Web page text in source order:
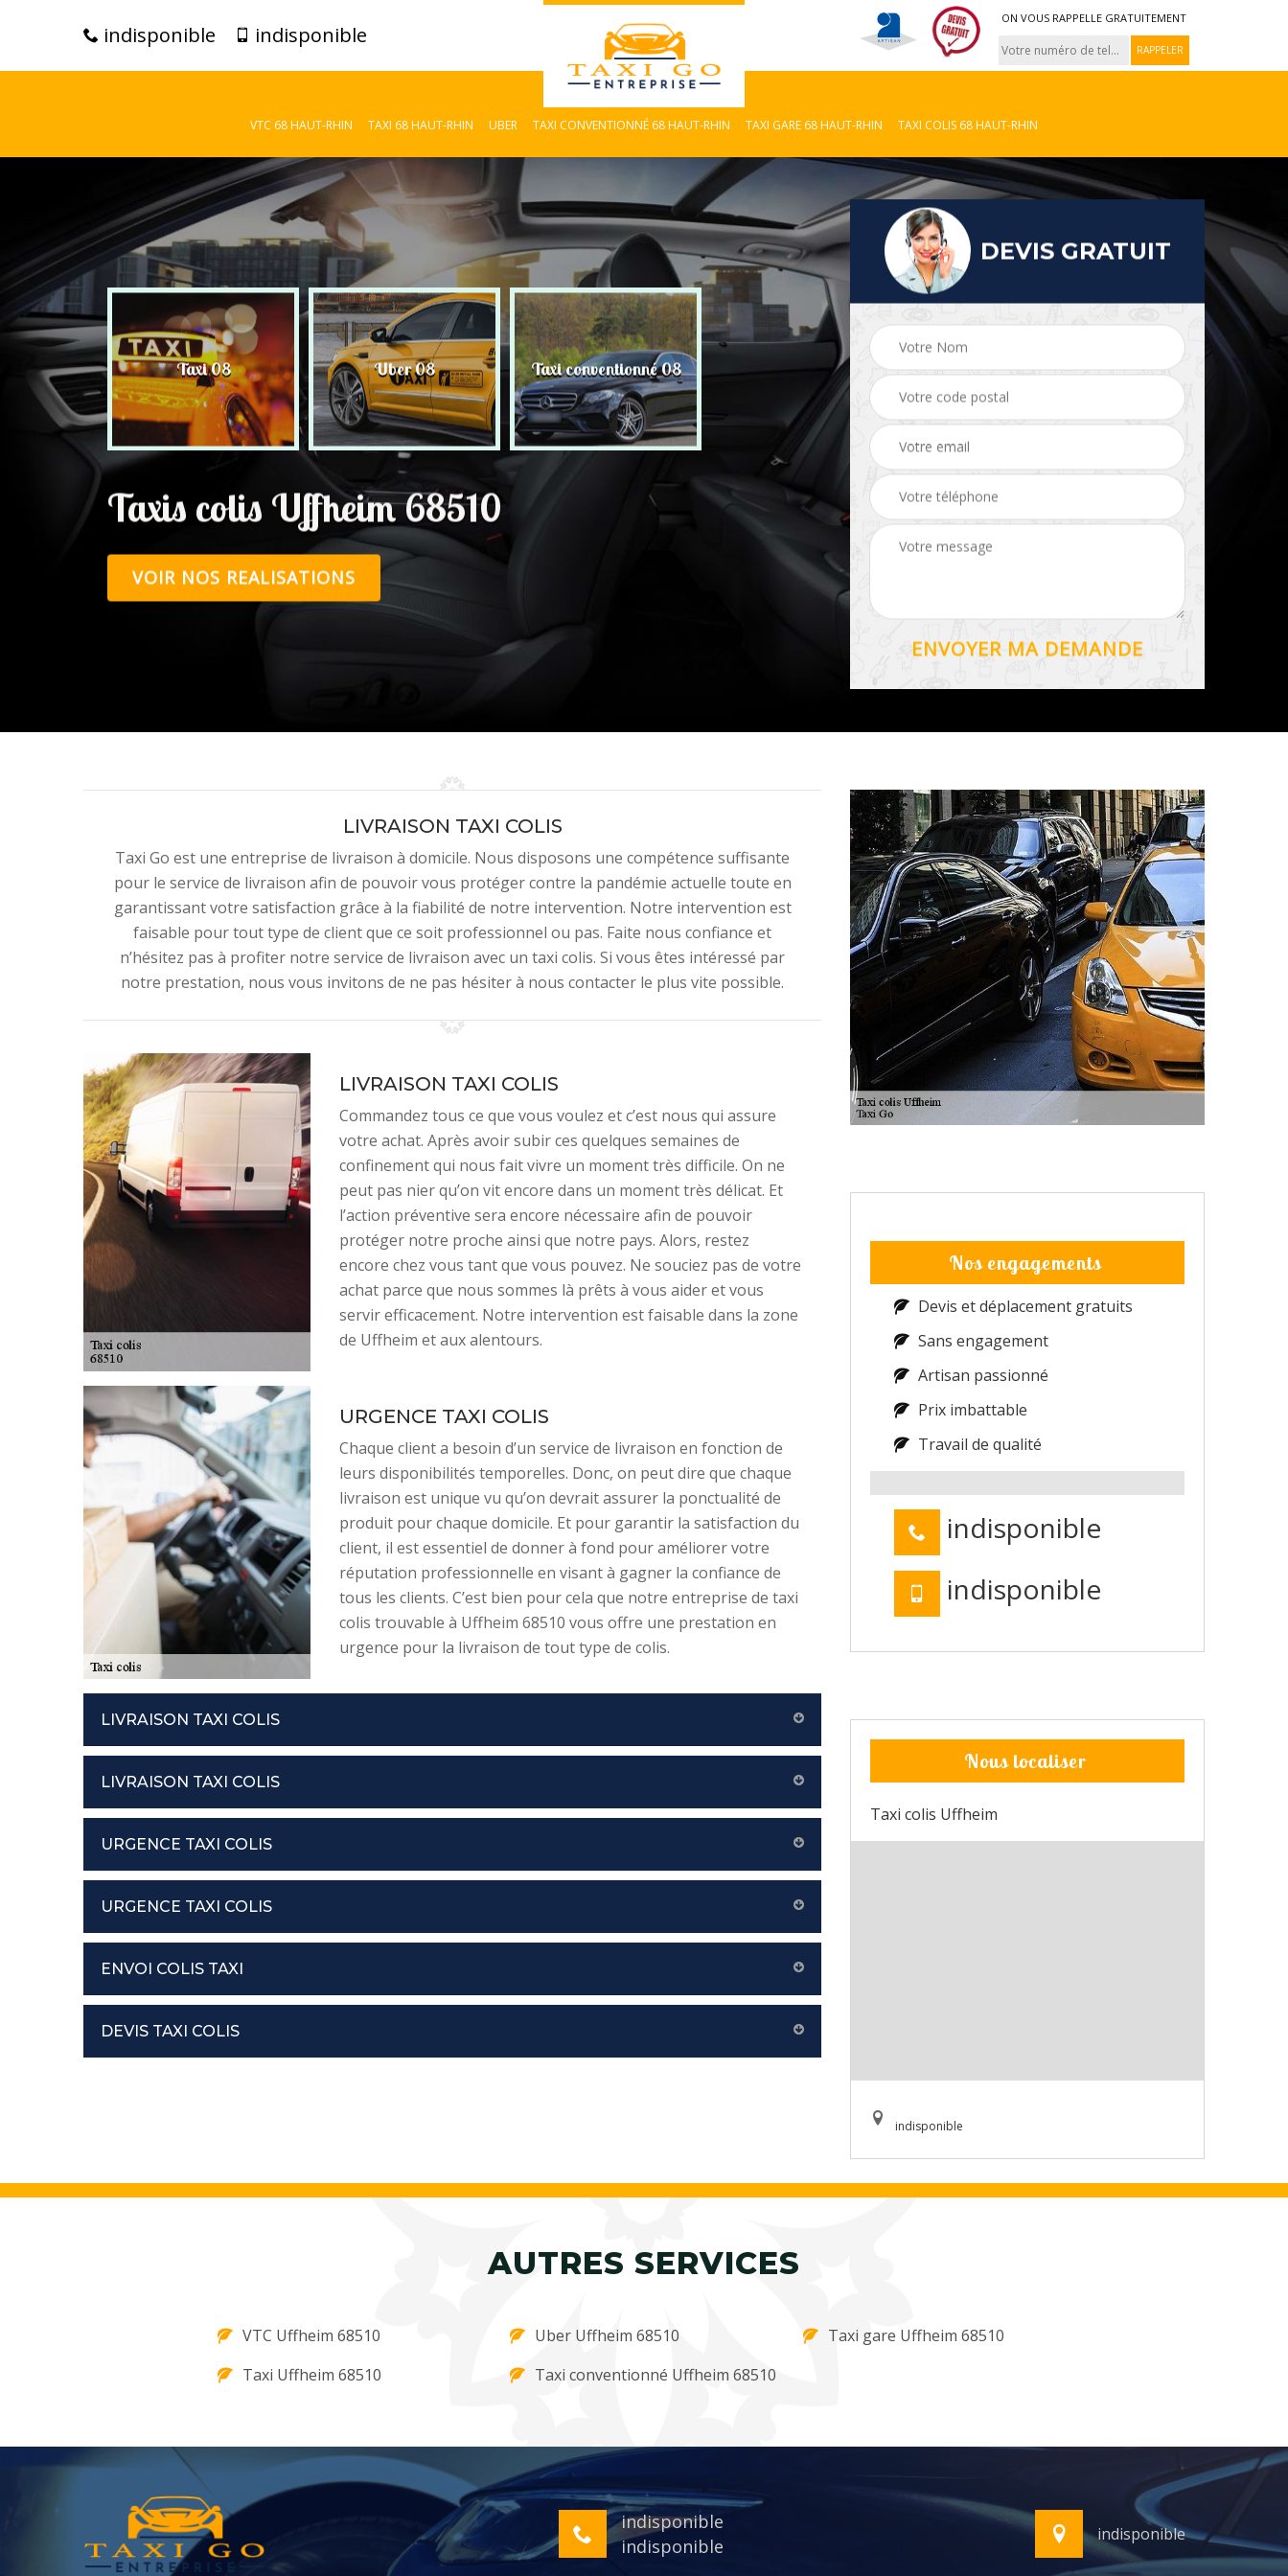
indisponible indisponible
ON VOUS RAPPELLE GRATUITEMENT
VTC 68 HAUT-RHIN TAXI 68 HAUT-RHIN UBER TAXI CONVENTIONNÉ 68 HAUT-RHIN TAXI GARE 68 HAUT-RHIN TAXI COLIS 68 HAUT-RHIN
Taxi 08 Uber 08 Taxi conventionné 08 Taxi Gare 08 Taxi colis 08 VTC 08
Taxis colis Uffheim 68510
VOIR NOS REALISATIONS
DEVIS GRATUIT
LIVRAISON TAXI COLIS
Taxi Go est une entreprise de livraison à domicile. Nous disposons une compétence suffisante
pour le service de livraison afin de pouvoir vous protéger contre la pandémie actuelle toute en
garantissant votre satisfaction grâce à la fiabilité de notre intervention. Notre intervention est
faisable pour tout type de client que ce soit professionnel ou pas. Faite nous confiance et
n’hésitez pas à profiter notre service de livraison avec un taxi colis. Si vous êtes intéressé par
notre prestation, nous vous invitons de ne pas hésiter à nous contacter le plus vite possible.
LIVRAISON TAXI COLIS
Commandez tous ce que vous voulez et c’est nous qui assure
votre achat. Après avoir subir ces quelques semaines de
confinement qui nous fait vivre un moment très difficile. On ne
peut pas nier qu’on vit encore dans un moment très délicat. Et
l’action préventive sera encore nécessaire afin de pouvoir
protéger notre proche ainsi que notre pays. Alors, restez
encore chez vous tant que vous pouvez. Ne souciez pas de votre
achat parce que nous sommes là prêts à vous aider et vous
servir efficacement. Notre intervention est faisable dans la zone
de Uffheim et aux alentours.
URGENCE TAXI COLIS
Chaque client a besoin d’un service de livraison en fonction de
leurs disponibilités temporelles. Donc, on peut dire que chaque
livraison est unique vu qu’on devrait assurer la ponctualité de
produit pour chaque domicile. Et pour garantir la satisfaction du
client, il est essentiel de donner à fond pour améliorer votre
réputation professionnelle en visant à gagner la confiance de
tous les clients. C’est bien pour cela que notre entreprise de taxi
colis trouvable à Uffheim 68510 vous offre une prestation en
urgence pour la livraison de tout type de colis.
LIVRAISON TAXI COLIS
LIVRAISON TAXI COLIS
URGENCE TAXI COLIS
URGENCE TAXI COLIS
ENVOI COLIS TAXI
DEVIS TAXI COLIS
Nos engagements
Devis et déplacement gratuits
Sans engagement
Artisan passionné
Prix imbattable
Travail de qualité
indisponible
indisponible
Nous localiser
Taxi colis Uffheim
indisponible
AUTRES SERVICES
VTC Uffheim 68510
Taxi Uffheim 68510
Uber Uffheim 68510
Taxi conventionné Uffheim 68510
Taxi gare Uffheim 68510
indisponible
indisponible
indisponible